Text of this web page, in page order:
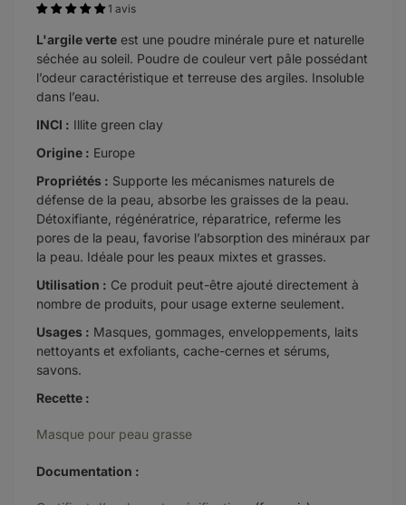
1 avis
L'argile verte est une poudre minérale pure et naturelle
séchée au soleil. Poudre de couleur vert pâle possédant
l’odeur caractéristique et terreuse des argiles. Insoluble
dans l’eau.
INCI : Illite green clay
Origine : Europe
Propriétés : Supporte les mécanismes naturels de
défense de la peau, absorbe les graisses de la peau.
Détoxifiante, régénératrice, réparatrice, referme les
pores de la peau, favorise l’absorption des minéraux par
la peau. Idéale pour les peaux mixtes et grasses.
Utilisation : Ce produit peut-être ajouté directement à
nombre de produits, pour usage externe seulement.
Usages : Masques, gommages, enveloppements, laits
nettoyants et exfoliants, cache-cernes et sérums,
savons.
Recette :
Masque pour peau grasse
Documentation :